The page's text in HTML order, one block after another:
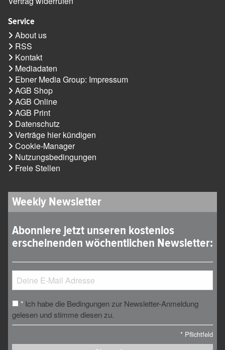
Service
About us
RSS
Kontakt
Mediadaten
Ebner Media Group: Impressum
AGB Shop
AGB Online
AGB Print
Datenschutz
Verträge hier kündigen
Cookie-Manager
Nutzungsbedingungen
Freie Stellen
Weekly Newsletter
Abonniere jetzt unseren kostenlos
erscheinenden wöchentlichen Newsletter:
* Ich habe die Bedingungen zur Newsletter-Anmeldung
gelesen und stimme diesen zu.
* Pflichtfeld